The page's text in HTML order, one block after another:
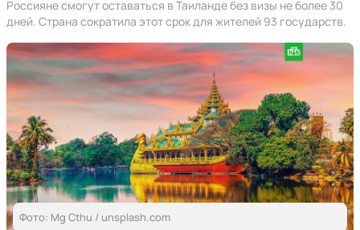
Россияне смогут оставаться в Таиланде без визы не более 30
дней. Страна сократила этот срок для жителей 93 государств.
Фото: Mg Cthu / unsplash.com